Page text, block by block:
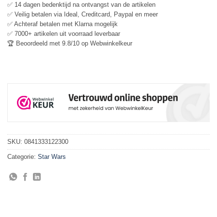
✅ 14 dagen bedenktijd na ontvangst van de artikelen
✅ Veilig betalen via Ideal, Creditcard, Paypal en meer
✅ Achteraf betalen met Klarna mogelijk
✅ 7000+ artikelen uit voorraad leverbaar
🏆 Beoordeeld met 9.8/10 op Webwinkelkeur
SKU: 0841333122300
Categorie: Star Wars